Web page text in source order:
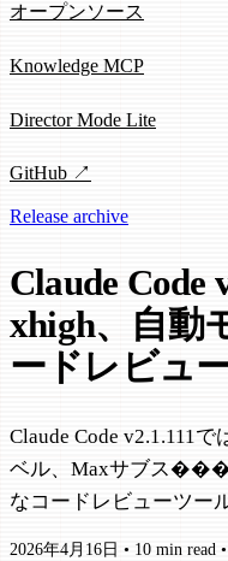
オープンソース
Knowledge MCP
Director Mode Lite
GitHub ↗
Release archive
Claude Code
xhigh、自動
ードレビュ
Claude Code v2.1.111
ベル、Maxサブス���
なコードレビューツー
2026年4月16日 • 10 min read •